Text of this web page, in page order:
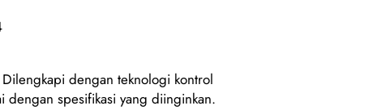
dengan teknologi kontrol
dengan spesifikasi yang diinginkan.